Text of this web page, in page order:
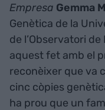
Empresa Gemma
Genètica de la
de l’Observatori
aquest fet amb el
reconèixer que va
cinc còpies
ha prou que un